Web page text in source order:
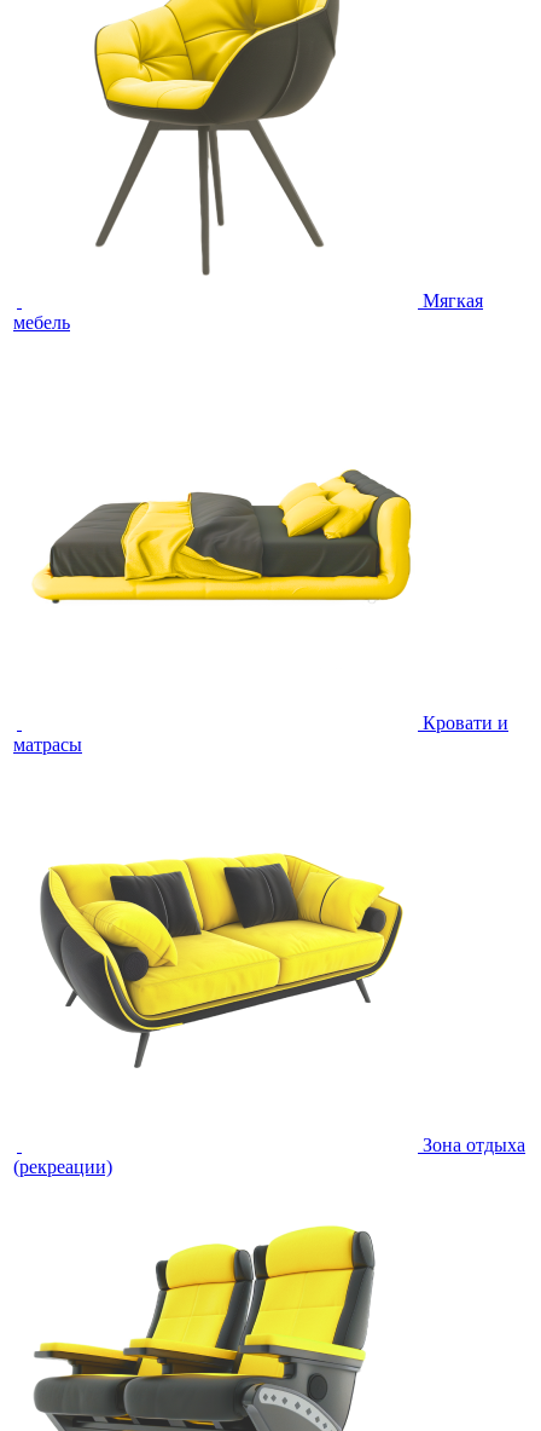
Мягкая
мебель
Кровати и
матрасы
Зона отдыха
(рекреации)